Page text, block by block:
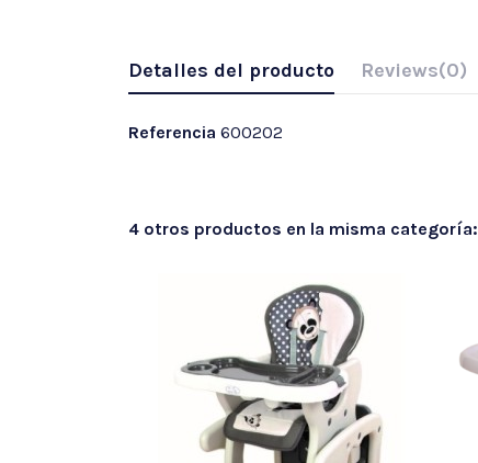
Detalles del producto Reviews(0)
Referencia 600202
4 otros productos en la misma categoría: